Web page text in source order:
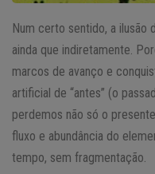
Num certo sentido, a ilusão
ainda que indiretamente.
marcos de avanço e
artificial de “antes” (o
perdemos não só o
fluxo e abundância do
tempo, sem fragmentação.